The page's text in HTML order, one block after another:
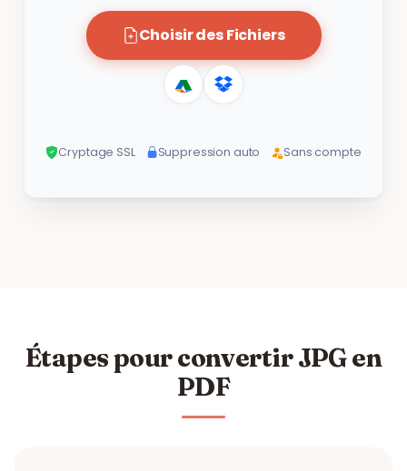
Choisir des Fichiers
Cryptage SSL Suppression auto Sans compte
Étapes pour convertir JPG en
PDF